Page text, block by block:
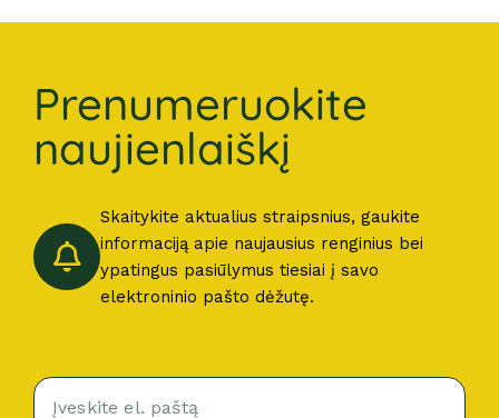
Prenumeruokite
naujienlaiškį
Skaitykite aktualius straipsnius, gaukite
informaciją apie naujausius renginius bei
ypatingus pasiūlymus tiesiai į savo
elektroninio pašto dėžutę.